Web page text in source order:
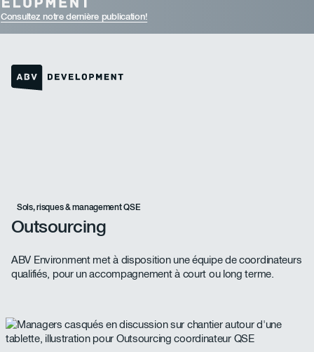
Consultez notre dernière publication!
Sols, risques & management QSE
Outsourcing
ABV Environment met à disposition une équipe de coordinateurs
qualifiés, pour un accompagnement à court ou long terme.